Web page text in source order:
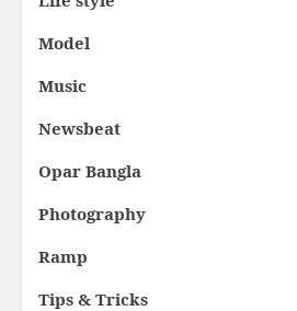
Model
Music
Newsbeat
Opar Bangla
Photography
Ramp
Tips & Tricks